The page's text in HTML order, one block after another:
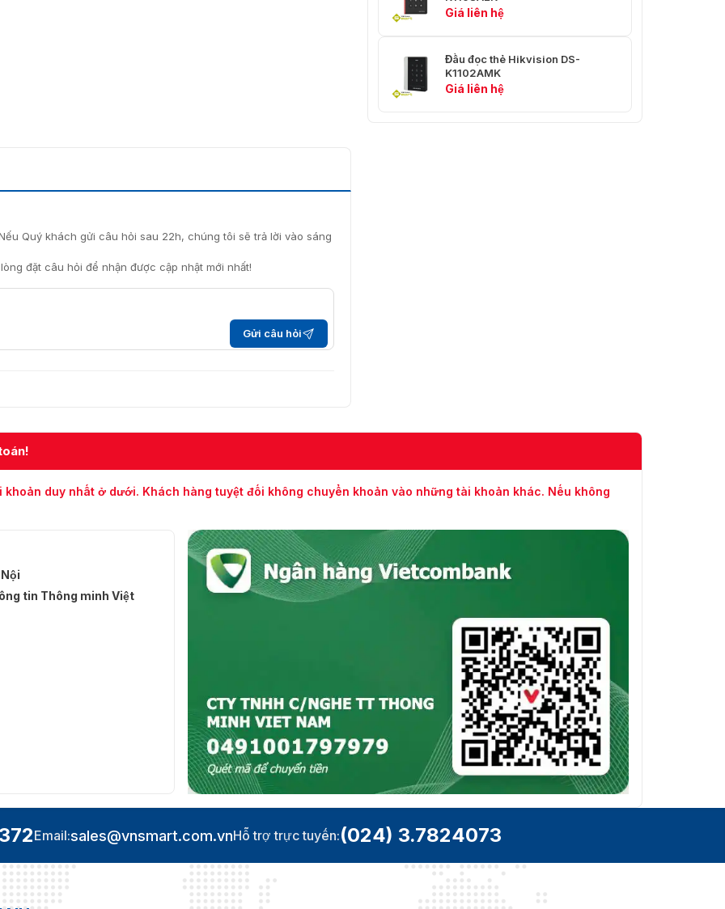
chúng tôi sẽ hỗ trợ bạn giải đáp thắc mắc và khắc
tôi qua hotline 093.6611.372 để được tư vấn, hỗ trợ
giá nhanh chóng!
Giá liên hệ
Đầu đọc thẻ Hikvision DS-
K1102AMK
Giá liên hệ
Quý khách gửi câu hỏi sau 22h, chúng tôi sẽ trả lời vào sáng
đặt câu hỏi để nhận được cập nhật mới nhất!
Gửi câu hỏi
duy nhất ở dưới. Khách hàng tuyệt đối không chuyển khoản vào những tài khoản khác. Nếu không
tin Thông minh Việt
Email:sales@vnsmart.com.vnHỗ trợ trực tuyến:(024) 3.7824073